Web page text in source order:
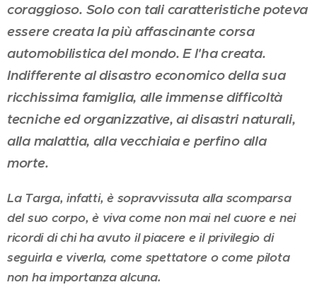
coraggioso. Solo con tali caratteristiche poteva
essere creata la più affascinante corsa
automobilistica del mondo. E l'ha creata.
Indifferente al disastro economico della sua
ricchissima famiglia, alle immense difficoltà
tecniche ed organizzative, ai disastri naturali,
alla malattia, alla vecchiaia e perfino alla
morte.
La Targa, infatti, è sopravvissuta alla scomparsa
del suo corpo, è viva come non mai nel cuore e nei
ricordi di chi ha avuto il piacere e il privilegio di
seguirla e viverla, come spettatore o come pilota
non ha importanza alcuna.